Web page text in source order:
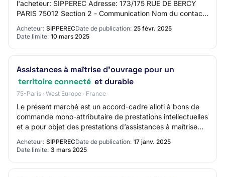
l'acheteur: SIPPEREC Adresse: 173/175 RUE DE BERCY
PARIS 75012 Section 2 - Communication Nom du contact:
Acheteur: SIPPERECDate de publication: 25 févr. 2025
Date limite: 10 mars 2025
Assistances à maîtrise d’ouvrage pour un
territoire connecté et durable
75-Paris · West Europe · France
Le présent marché est un accord-cadre alloti à bons de
commande mono-attributaire de prestations intellectuelles
et a pour objet des prestations d’assistances à maîtrise
Acheteur: SIPPERECDate de publication: 17 janv. 2025
Date limite: 3 mars 2025